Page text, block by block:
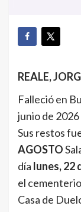
REALE,
Falleció en
junio de 2026
Sus restos
AGOSTO
día lunes, 22
el
Casa de